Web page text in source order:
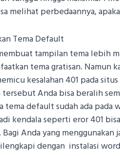
melihat perbedaannya,
Tema Default
tampilan tema lebih
tema gratisan. Namun
kesalahan 401 pada
tersebut Anda bisa beralih
tema default sudah ada
kendala seperti eror 401
Anda yang menggunakan
dengan instalasi